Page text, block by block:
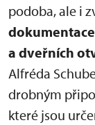
podoba, ale i
a dveřních
Alfréda
drobným
které jsou